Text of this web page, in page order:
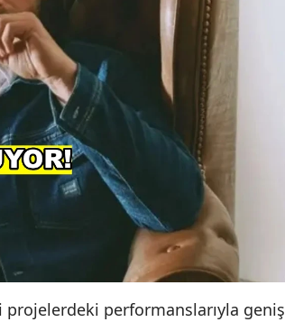
projelerdeki performanslarıyla geniş